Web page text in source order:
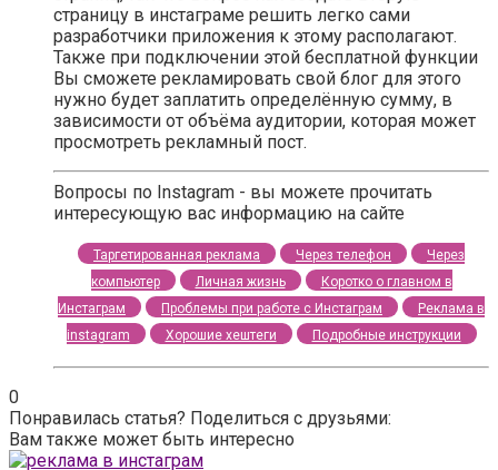
страницу в инстаграме решить легко сами
разработчики приложения к этому располагают.
Также при подключении этой бесплатной функции
Вы сможете рекламировать свой блог для этого
нужно будет заплатить определённую сумму, в
зависимости от объёма аудитории, которая может
просмотреть рекламный пост.
Вопросы по Instagram - вы можете прочитать
интересующую вас информацию на сайте
Таргетированная реклама Через телефон
Через
компьютер
Личная жизнь
Коротко о главном в
Инстаграм
Проблемы при работе с Инстаграм
Реклама в
instagram
Хорошие хештеги Подробные инструкции
0
Понравилась статья? Поделиться с друзьями:
Вам также может быть интересно